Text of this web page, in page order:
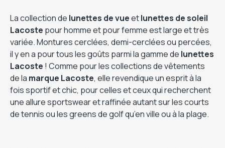
La collection de lunettes de vueetlunettes de soleil
Lacoste pour homme et pour femme est large et très
variée. Montures cerclées, demi-cerclées ou percées,
il y en a pour tous les goûts parmi la gamme de lunettes
Lacoste ! Comme pour les collections de vêtements
de la marque Lacoste, elle revendique un esprit à la
fois sportif et chic, pour celles et ceux qui recherchent
une allure sportswear et raffinée autant sur les courts
de tennis ou les greens de golf qu’en ville ou à la plage.